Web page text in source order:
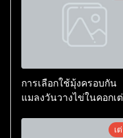
การเลือกใช้มุ้งครอบกัน
แมลงวันวางไข่ในคอกเ
เ